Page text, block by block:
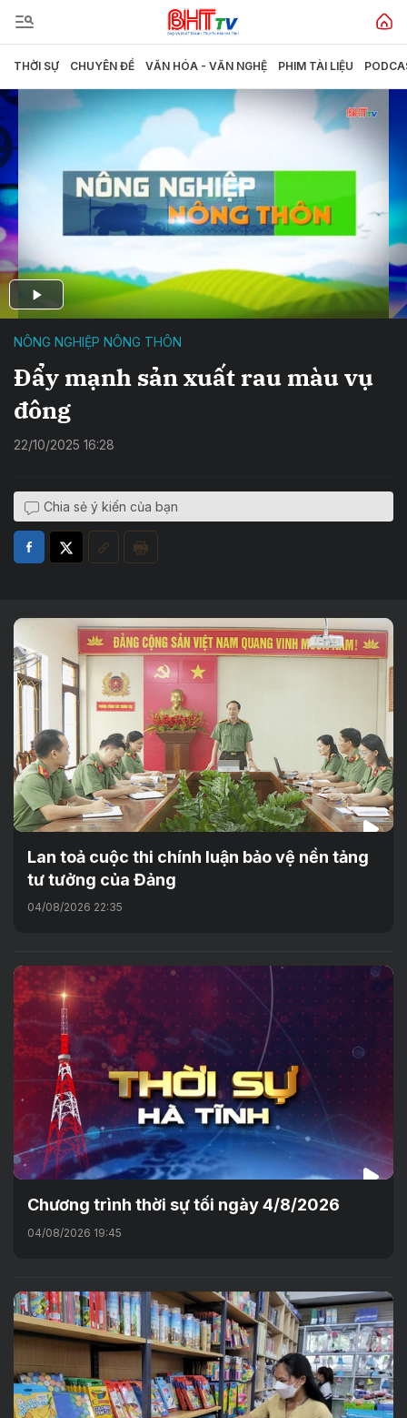
THỜI SỰ CHUYÊN ĐỀ VĂN HÓA - VĂN NGHỆ PHIM TÀI LIỆU
NÔNG NGHIỆP NÔNG THÔN
Đẩy mạnh sản xuất rau màu vụ
đông
22/10/2025 16:28
Chia sẻ ý kiến của bạn
Lan toả cuộc thi chính luận bảo vệ nền tảng
tư tưởng của Đảng
04/08/2026 22:35
Chương trình thời sự tối ngày 4/8/2026
04/08/2026 19:45